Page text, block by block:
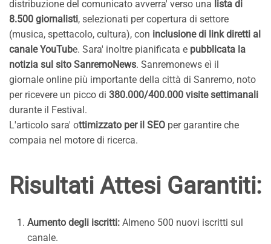
distribuzione del comunicato avverra' verso una lista di
8.500 giornalisti, selezionati per copertura di settore
(musica, spettacolo, cultura), con inclusione di link diretti al
canale YouTube. Sara' inoltre pianificata e pubblicata la
notizia sul sito SanremoNews. Sanremonews eì il
giornale online più importante della città di Sanremo, noto
per ricevere un picco di 380.000/400.000 visite settimanali
durante il Festival.
L'articolo sara' ottimizzato per il SEO per garantire che
compaia nel motore di ricerca.
Risultati Attesi Garantiti:
Aumento degli iscritti: Almeno 500 nuovi iscritti sul
canale.